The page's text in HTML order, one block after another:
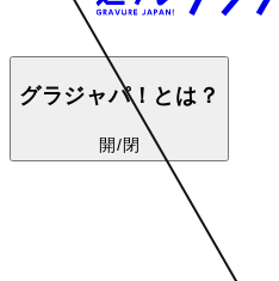
グラジャパ！とは？
開/閉